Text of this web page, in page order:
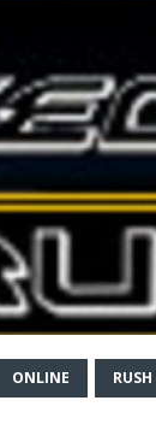
ONLINE RUSH